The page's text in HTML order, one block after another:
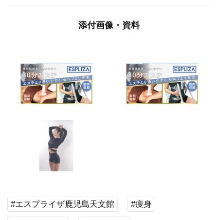
添付画像・資料
#エスプライザ鹿児島天文館 #痩身